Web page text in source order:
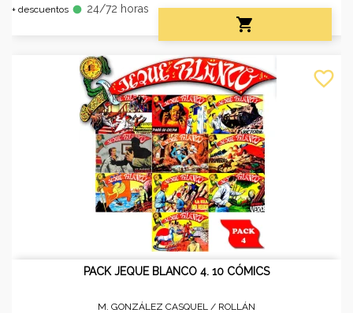
+ descuentos fiber_manual_record 24/72 horas

PACK JEQUE BLANCO 4. 10 CÓMICS
M. GONZÁLEZ CASQUEL / ROLLÁN
favorite_border